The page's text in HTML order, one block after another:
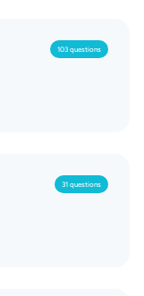
103 questions
31 questions